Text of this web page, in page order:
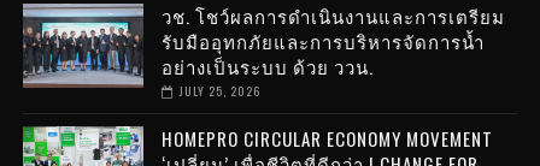
วช. โชว์ผลการดำเนินงานและการเตรียม
รับมืออุทกภัยและการบริหารจัดการน้ำ
อย่างเป็นระบบ ด้วย ววน.
JULY 25, 2026
HOMEPRO CIRCULAR ECONOMY MOVEMENT